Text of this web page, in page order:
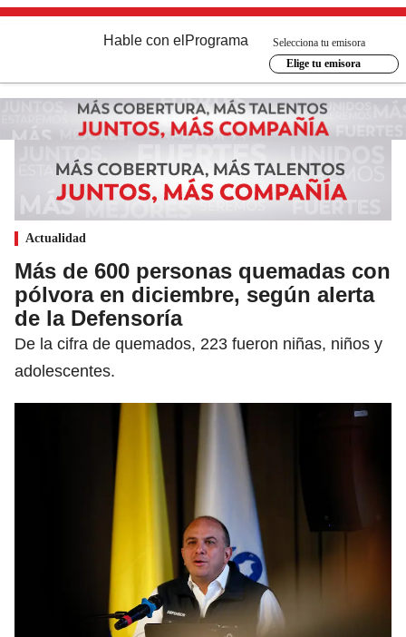
Hable con el Programa
Selecciona tu emisora
Elige tu emisora
Actualidad
Más de 600 personas quemadas con
pólvora en diciembre, según alerta
de la Defensoría
De la cifra de quemados, 223 fueron niñas, niños y
adolescentes.